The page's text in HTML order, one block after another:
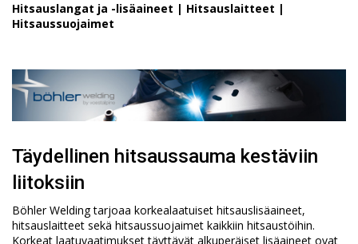
Hitsauslangat ja -lisäaineet | Hitsauslaitteet |
Hitsaussuojaimet
Täydellinen hitsaussauma kestäviin
liitoksiin
Böhler Welding tarjoaa korkealaatuiset hitsauslisäaineet,
hitsauslaitteet sekä hitsaussuojaimet kaikkiin hitsaustöihin.
Korkeat laatuvaatimukset täyttävät alkuperäiset lisäaineet ovat